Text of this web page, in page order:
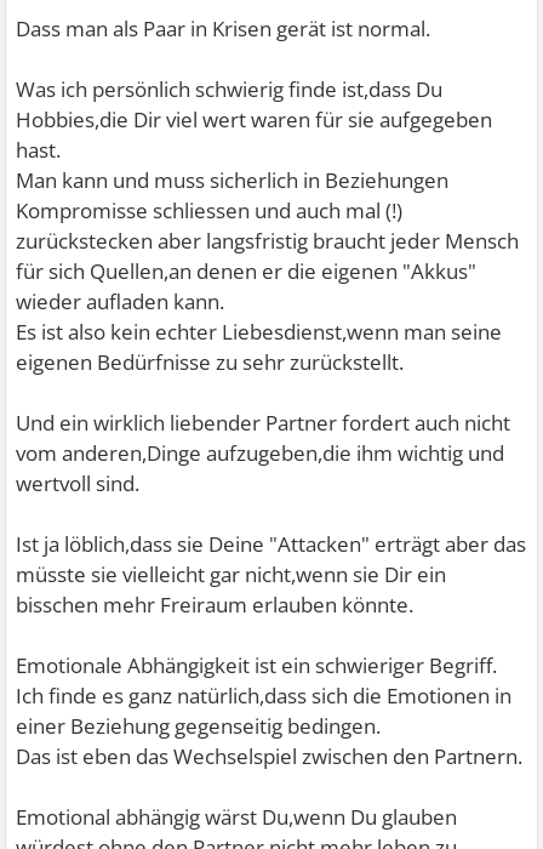
Dass man als Paar in Krisen gerät ist normal.
Was ich persönlich schwierig finde ist,dass Du
Hobbies,die Dir viel wert waren für sie aufgegeben
hast.
Man kann und muss sicherlich in Beziehungen
Kompromisse schliessen und auch mal (!)
zurückstecken aber langsfristig braucht jeder Mensch
für sich Quellen,an denen er die eigenen "Akkus"
wieder aufladen kann.
Es ist also kein echter Liebesdienst,wenn man seine
eigenen Bedürfnisse zu sehr zurückstellt.
Und ein wirklich liebender Partner fordert auch nicht
vom anderen,Dinge aufzugeben,die ihm wichtig und
wertvoll sind.
Ist ja löblich,dass sie Deine "Attacken" erträgt aber das
müsste sie vielleicht gar nicht,wenn sie Dir ein
bisschen mehr Freiraum erlauben könnte.
Emotionale Abhängigkeit ist ein schwieriger Begriff.
Ich finde es ganz natürlich,dass sich die Emotionen in
einer Beziehung gegenseitig bedingen.
Das ist eben das Wechselspiel zwischen den Partnern.
Emotional abhängig wärst Du,wenn Du glauben